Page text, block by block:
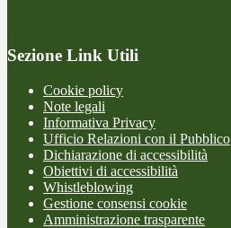
Sezione Link Utili
Cookie policy
Note legali
Informativa Privacy
Ufficio Relazioni con il Pubblico
Dichiarazione di accessibilità
Obiettivi di accessibilità
Whistleblowing
Gestione consensi cookie
Amministrazione trasparente